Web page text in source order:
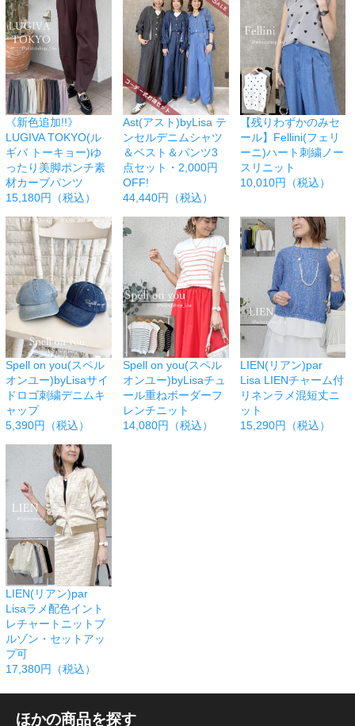
《新色追加!!》
LUGIVA TOKYO(ル
ギバ トーキョー)ゆ
ったり美脚ポンチ素
材カーブパンツ
15,180円（税込）
Ast(アスト)byLisa テ
ンセルデニムシャツ
＆ベスト＆パンツ3
点セット・2,000円
OFF!
44,440円（税込）
【残りわずかのみセ
ール】Fellini(フェリ
ーニ)ハート刺繍ノー
スリニット
10,010円（税込）
Spell on you(スペル
オンユー)byLisaサイ
ドロゴ刺繍デニムキ
ャップ
5,390円（税込）
Spell on you(スペル
オンユー)byLisaチュ
ール重ねボーダーフ
レンチニット
14,080円（税込）
LIEN(リアン)par
Lisa LIENチャーム付
リネンラメ混短丈ニ
ット
15,290円（税込）
LIEN(リアン)par
Lisaラメ配色イント
レチャートニットブ
ルゾン・セットアッ
プ可
17,380円（税込）
ほかの商品を探す